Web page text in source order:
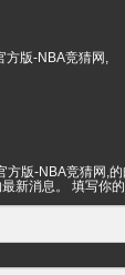
版-NBA竞猜网,
方版-NBA竞猜网,
新消息。 填写你的